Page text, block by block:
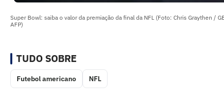
Super Bowl: saiba o valor da premiação da final da NFL (Foto: Chris Graythen /
AFP)
TUDO SOBRE
Futebol americano NFL